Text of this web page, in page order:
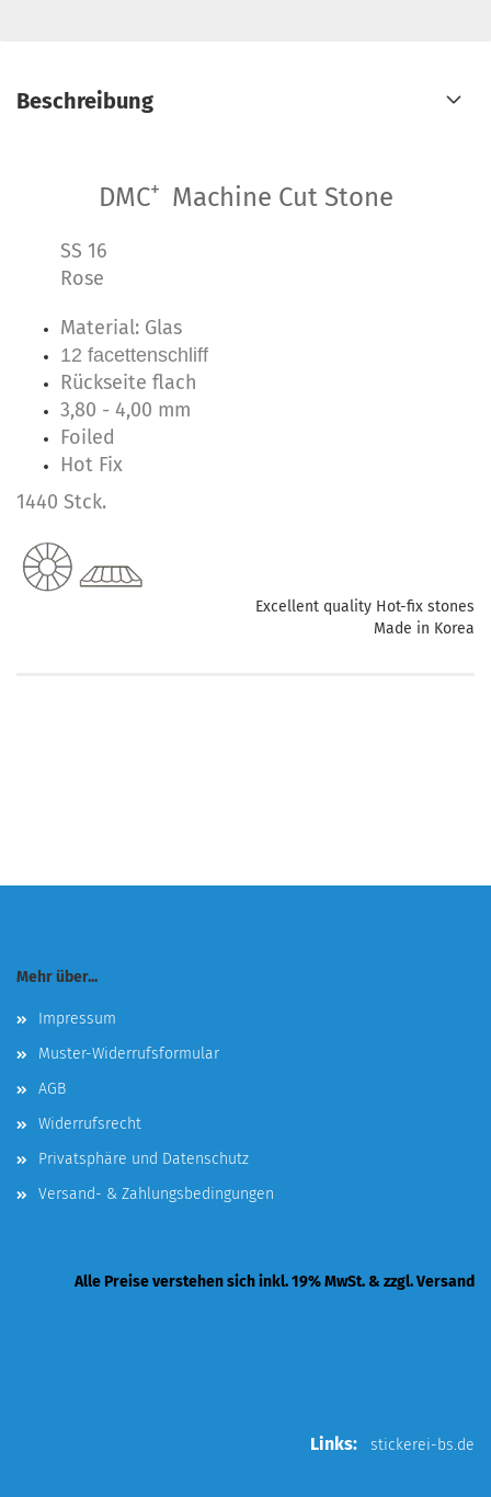
Beschreibung
DMC+ Machine Cut Stone
SS 16
Rose
Material: Glas
12 facettenschliff
Rückseite flach
3,80 - 4,00 mm
Foiled
Hot Fix
1440 Stck.
Excellent quality Hot-fix stones
Made in Korea
Mehr über...
Impressum
Muster-Widerrufsformular
AGB
Widerrufsrecht
Privatsphäre und Datenschutz
Versand- & Zahlungsbedingungen
Alle Preise verstehen sich inkl. 19% MwSt. & zzgl. Versand
Links: stickerei-bs.de